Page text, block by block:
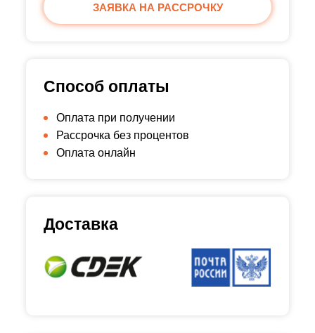
ЗАЯВКА НА РАССРОЧКУ
Способ оплаты
Оплата при получении
Рассрочка без процентов
Оплата онлайн
Доставка